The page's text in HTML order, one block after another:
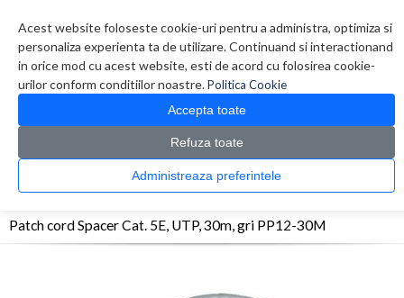
Acest website foloseste cookie-uri pentru a administra, optimiza si
personaliza experienta ta de utilizare. Continuand si interactionand
in orice mod cu acest website, esti de acord cu folosirea cookie-
urilor conform conditiilor noastre.Politica Cookie
Accepta toate
Refuza toate
Administreaza preferintele
0 produs(e)
CATALOG PRODUSE
> Cabluri > Patch cord Spacer Cat. 5E, UTP, 30m, gri PP12-
Patch cord Spacer Cat. 5E, UTP, 30m, gri PP12-30M